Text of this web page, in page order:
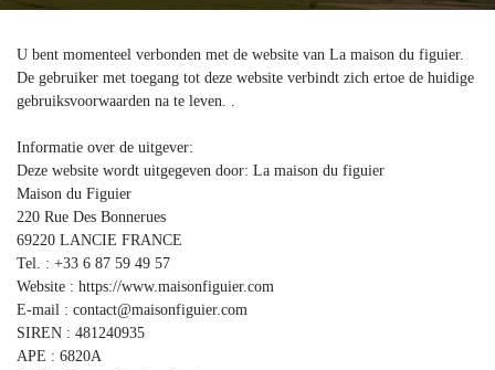
U bent momenteel verbonden met de website van La maison du figuier.
De gebruiker met toegang tot deze website verbindt zich ertoe de huidige
gebruiksvoorwaarden na te leven. .
Informatie over de uitgever:
Deze website wordt uitgegeven door: La maison du figuier
Maison du Figuier
220 Rue Des Bonnerues
69220 LANCIE FRANCE
Tel. : +33 6 87 59 49 57
Website : https://www.maisonfiguier.com
E-mail : contact@maisonfiguier.com
SIREN : 481240935
APE : 6820A